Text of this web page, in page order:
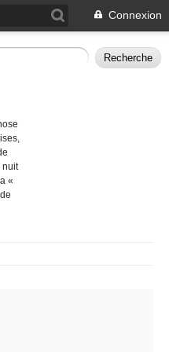
Connexion
nuit
«